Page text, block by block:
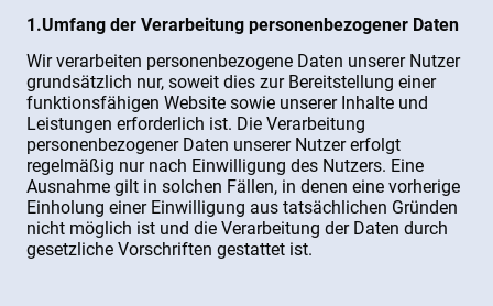
1.Umfang der Verarbeitung personenbezogener Daten
Wir verarbeiten personenbezogene Daten unserer Nutzer
grundsätzlich nur, soweit dies zur Bereitstellung einer
funktionsfähigen Website sowie unserer Inhalte und
Leistungen erforderlich ist. Die Verarbeitung
personenbezogener Daten unserer Nutzer erfolgt
regelmäßig nur nach Einwilligung des Nutzers. Eine
Ausnahme gilt in solchen Fällen, in denen eine vorherige
Einholung einer Einwilligung aus tatsächlichen Gründen
nicht möglich ist und die Verarbeitung der Daten durch
gesetzliche Vorschriften gestattet ist.